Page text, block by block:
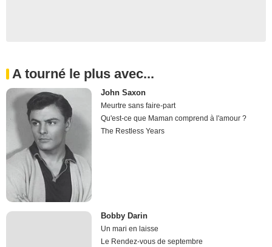
A tourné le plus avec...
John Saxon
Meurtre sans faire-part
Qu'est-ce que Maman comprend à l'amour ?
The Restless Years
Bobby Darin
Un mari en laisse
Le Rendez-vous de septembre